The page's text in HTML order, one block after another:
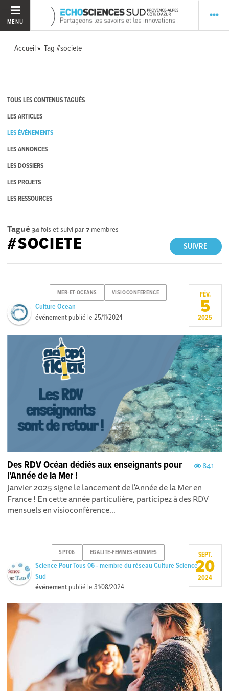
MENU
Accueil Tag #societe
TOUS LES CONTENUS TAGUÉS
LES ARTICLES
LES ÉVÉNEMENTS
LES ANNONCES
LES DOSSIERS
LES PROJETS
LES RESSOURCES
Tagué 34fois et suivi par7 membres
SUIVRE
#SOCIETE
MER-ET-OCEANS VISIOCONFERENCE
Culture Ocean
événement publié le25/11/2024
FÉV.
5
2025
841
Des RDV Océan dédiés aux enseignants pour
l'Année de la Mer !
Janvier 2025 signe le lancement de l'Année de la Mer en
France ! En cette année particulière, participez à des RDV
mensuels en visioconférence...
SPT06 EGALITE-FEMMES-HOMMES
Science Pour Tous 06 - membre du réseau Culture Science
Sud
événement publié le31/08/2024
SEPT.
20
2024